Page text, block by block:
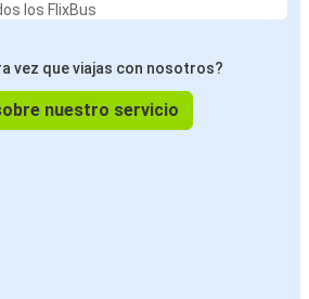
los FlixBus
vez que viajas con nosotros?
nuestro servicio